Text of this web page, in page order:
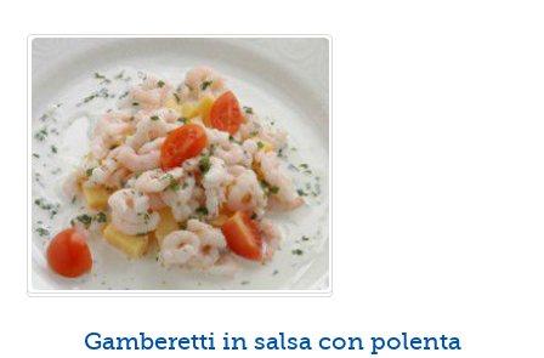
Gamberetti in salsa con polenta